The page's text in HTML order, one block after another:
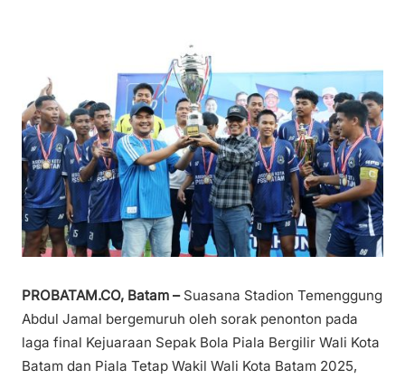
PROBATAM.CO, Batam – Suasana Stadion Temenggung
Abdul Jamal bergemuruh oleh sorak penonton pada
laga final Kejuaraan Sepak Bola Piala Bergilir Wali Kota
Batam dan Piala Tetap Wakil Wali Kota Batam 2025,